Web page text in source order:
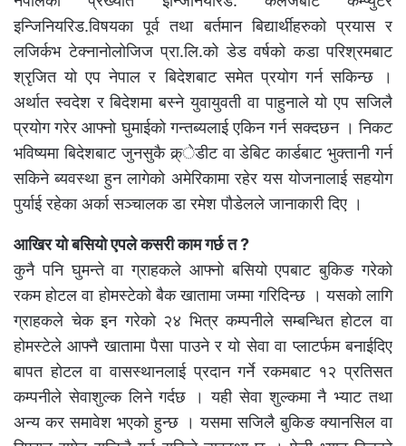
इन्जिनियरिड.विषयका पूर्व तथा बर्तमान बिद्यार्थीहरुको प्रयास र
लजिर्कभ टेक्नानोलोजिज प्रा.लि.को डेड वर्षको कडा परिश्रमबाट
श्रृजित यो एप नेपाल र बिदेशबाट समेत प्रयोग गर्न सकिन्छ ।
अर्थात स्वदेश र बिदेशमा बस्ने युवायुवती वा पाहुनाले यो एप सजिलै
प्रयोग गरेर आफ्नो घुमाईको गन्तब्यलाई एकिन गर्न सक्दछन । निकट
भविष्यमा बिदेशबाट जुनसुकै क्र्ेडीट वा डेबिट कार्डबाट भुक्तानी गर्न
सकिने ब्यवस्था हुन लागेको अमेरिकामा रहेर यस योजनालाई सहयोग
पुर्याई रहेका अर्का सञ्चालक डा रमेश पौडेलले जानाकारी दिए ।
आखिर यो बसियो एपले कसरी काम गर्छ त ?
कुनै पनि घुमन्ते वा ग्राहकले आफ्नो बसियो एपबाट बुकिङ गरेको
रकम होटल वा होमस्टेको बैक खातामा जम्मा गरिदिन्छ । यसको लागि
ग्राहकले चेक इन गरेको २४ भित्र कम्पनीले सम्बन्धित होटल वा
होमस्टेले आफ्नै खातामा पैसा पाउने र यो सेवा वा प्लाटर्फम बनाईदिए
बापत होटल वा वासस्थानलाई प्रदान गर्ने रकमबाट १२ प्रतिसत
कम्पनीले सेवाशुल्क लिने गर्दछ । यही सेवा शुल्कमा नै भ्याट तथा
अन्य कर समावेश भएको हुन्छ । यसमा सजिलै बुकिङ क्यानसिल वा